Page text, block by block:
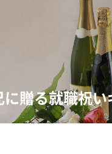
に贈る就職祝